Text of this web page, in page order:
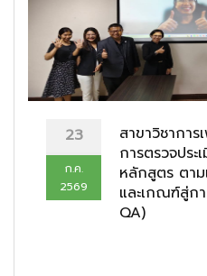
23
ก.ค.
2569
สาขาวิชาการ
การตรวจปร
หลักสูตร ตา
และเกณฑ์สู่ก
QA)